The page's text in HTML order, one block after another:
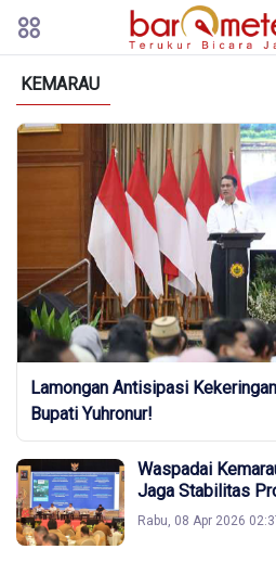
KEMARAU
Lamongan Antisipasi
Bupati Yuhronur!
Waspadai
Jaga Stabilitas
Rabu, 08 Apr 2026